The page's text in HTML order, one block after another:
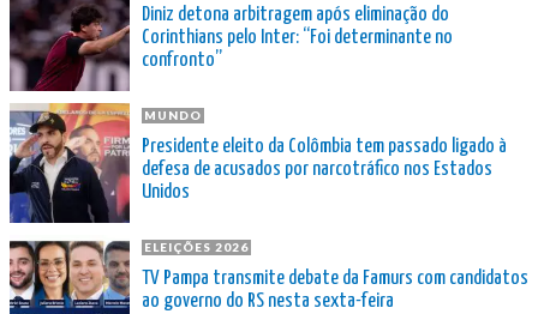
Diniz detona arbitragem após eliminação do
Corinthians pelo Inter: “Foi determinante no
confronto”
MUNDO
Presidente eleito da Colômbia tem passado ligado à
defesa de acusados por narcotráfico nos Estados
Unidos
ELEIÇÕES 2026
TV Pampa transmite debate da Famurs com candidatos
ao governo do RS nesta sexta-feira